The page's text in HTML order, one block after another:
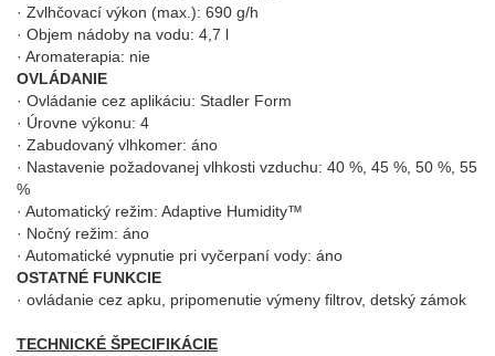
· Zvlhčovací výkon (max.): 690 g/h
· Objem nádoby na vodu: 4,7 l
· Aromaterapia: nie
OVLÁDANIE
· Ovládanie cez aplikáciu: Stadler Form
· Úrovne výkonu: 4
· Zabudovaný vlhkomer: áno
· Nastavenie požadovanej vlhkosti vzduchu: 40 %, 45 %, 50 %, 55
%
· Automatický režim: Adaptive Humidity™
· Nočný režim: áno
· Automatické vypnutie pri vyčerpaní vody: áno
OSTATNÉ FUNKCIE
· ovládanie cez apku, pripomenutie výmeny filtrov, detský zámok
TECHNICKÉ ŠPECIFIKÁCIE